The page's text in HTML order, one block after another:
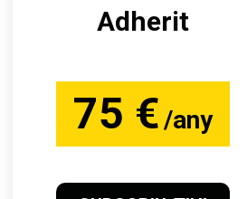
Adherit
75 €/any